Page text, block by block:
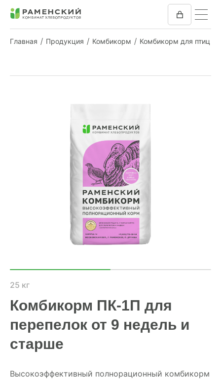
Главная Продукция Комбикорм Комбикорм для птиц
25 кг
Комбикорм ПК-1П для
перепелок от 9 недель и
старше
Высокоэффективный полнорационный комбикорм
ПРАЙС
ГДЕ КУПИТЬ
КОНТАКТЫ
8 (804) 700-18-14